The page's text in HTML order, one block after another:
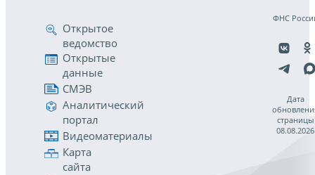
Открытое
ведомство
Открытые
данные
СМЭВ
Аналитический
портал
Видеоматериалы
Карта
сайта
ФНС
Дата
страницы
08.08.2026